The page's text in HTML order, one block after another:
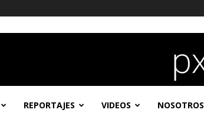
REPORTAJES VIDEOS NOSOTROS